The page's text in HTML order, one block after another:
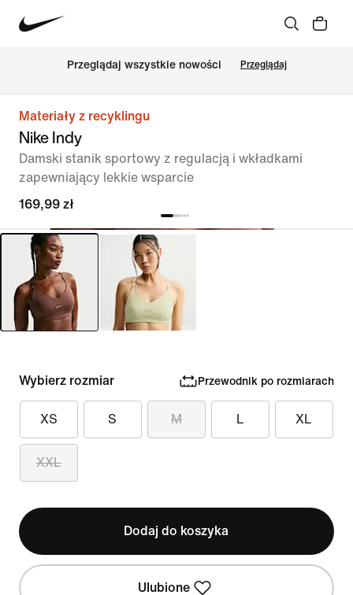
Przeglądaj wszystkie nowości Przeglądaj
Materiały z recyklingu
Nike Indy
Damski stanik sportowy z regulacją i wkładkami
zapewniający lekkie wsparcie
169,99 zł
Wybierz rozmiar Przewodnik po rozmiarach
XS S M L XL
XXL
Dodaj do koszyka
Ulubione